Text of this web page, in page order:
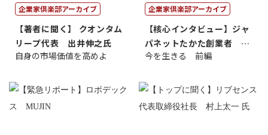
企業家倶楽部アーカイブ
【著者に聞く】 クオンタム
リープ代表 出井伸之氏
自身の市場価値を高めよ
企業家倶楽部アーカイブ
【核心インタビュー】ジャ
パネットたかた創業者 髙
田 明氏
今を生きる 前編